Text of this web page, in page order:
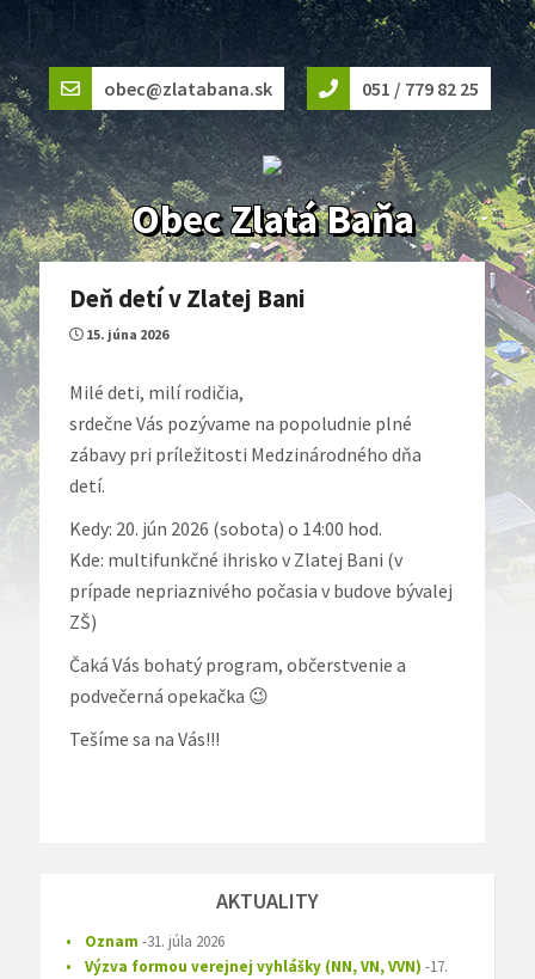
obec@zlatabana.sk 051 / 779 82 25
Obec Zlatá Baňa
Deň detí v Zlatej Bani
15. júna 2026
Milé deti, milí rodičia,
srdečne Vás pozývame na popoludnie plné
zábavy pri príležitosti Medzinárodného dňa
detí.
Kedy: 20. jún 2026 (sobota) o 14:00 hod.
Kde: multifunkčné ihrisko v Zlatej Bani (v
prípade nepriaznivého počasia v budove bývalej
ZŠ)
Čaká Vás bohatý program, občerstvenie a
podvečerná opekačka 😉
Tešíme sa na Vás!!!
AKTUALITY
Oznam 31. júla 2026
Výzva formou verejnej vyhlášky (NN, VN, VVN) 17.